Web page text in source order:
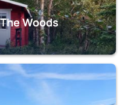
Woods